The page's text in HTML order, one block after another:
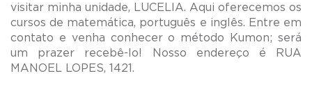
visitar minha unidade, LUCELIA. Aqui oferecemos os
cursos de matemática, português e inglês. Entre em
contato e venha conhecer o método Kumon; será
um prazer recebê-lo! Nosso endereço é RUA